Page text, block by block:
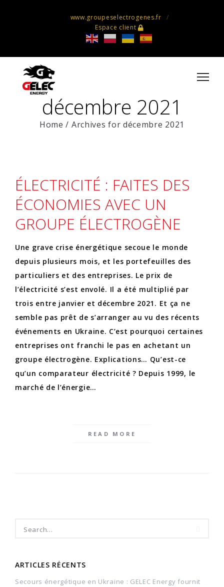
www.groupeselectrogenes.fr
Espace client
décembre 2021
Home / Archives for décembre 2021
ÉLECTRICITÉ : FAITES DES
ÉCONOMIES AVEC UN
GROUPE ÉLECTROGÈNE
Une grave crise énergétique secoue le monde
depuis plusieurs mois, et les portefeuilles des
particuliers et des entreprises. Le prix de
l’électricité s’est envolé. Il a été multiplié par
trois entre janvier et décembre 2021. Et ça ne
semble pas prêt de s’arranger au vu des récents
événements en Ukraine. C’est pourquoi certaines
entreprises ont franchi le pas en achetant un
groupe électrogène. Explications… Qu’est-ce
qu’un comparateur électricité ? Depuis 1999, le
marché de l’énergie…
READ MORE
ARTICLES RÉCENTS
Secours énergétique en Ukraine : GELEC Energy fournit